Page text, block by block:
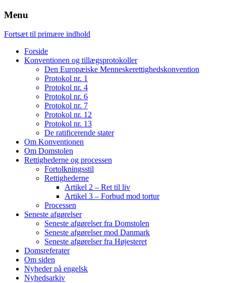
Menu
Fortsæt til primære indhold
Forside
Konventionen og tillægsprotokoller
Den Europæiske Menneskerettighedskonvention
Protokol nr. 1
Protokol nr. 4
Protokol nr. 6
Protokol nr. 7
Protokol nr. 12
Protokol nr. 13
De ratificerende stater
Om Konventionen
Om Domstolen
Rettighederne og processen
Fortolkningsstil
Rettighederne
Artikel 2 – Ret til liv
Artikel 3 – Forbud mod tortur
Processen
Seneste afgørelser
Seneste afgørelser fra Domstolen
Seneste afgørelser mod Danmark
Seneste afgørelser fra Højesteret
Domsreferater
Om siden
Nyheder på engelsk
Nyhedsarkiv